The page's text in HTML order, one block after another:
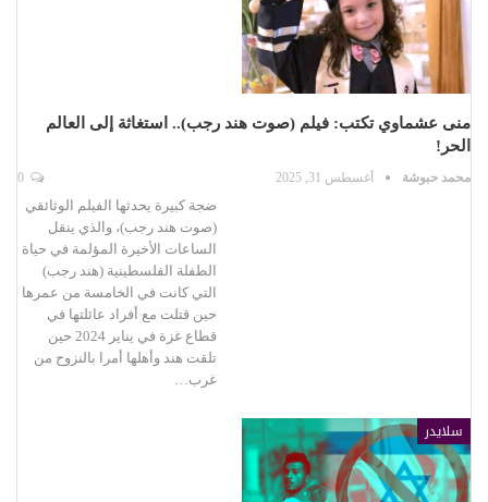
منى عشماوي تكتب: فيلم (صوت هند رجب).. استغاثة إلى العالم
الحر!
محمد حبوشة أغسطس 31, 2025
ضجة كبيرة يحدثها الفيلم الوثائقي
(صوت هند رجب)، والذي ينقل
الساعات الأخيرة المؤلمة في حياة
الطفلة الفلسطينية (هند رجب)
التي كانت في الخامسة من عمرها
حين قتلت مع أفراد عائلتها في
قطاع غزة في يناير 2024 حين
تلقت هند وأهلها أمرا بالنزوح من
غرب…
سلايدر